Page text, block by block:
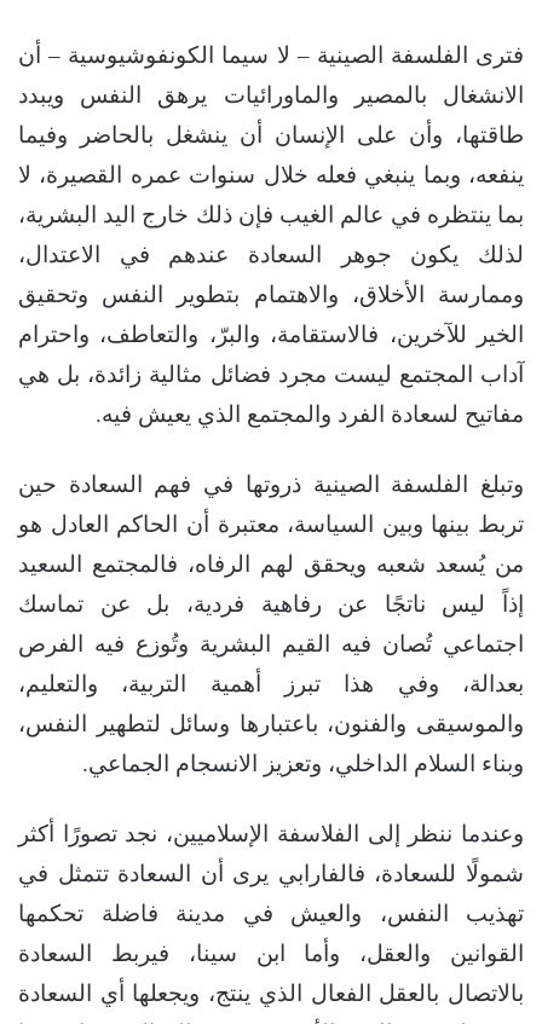
فترى الفلسفة الصينية – لا سيما الكونفوشيوسية – أن
الانشغال بالمصير والماورائيات يرهق النفس ويبدد
طاقتها، وأن على الإنسان أن ينشغل بالحاضر وفيما
ينفعه، وبما ينبغي فعله خلال سنوات عمره القصيرة، لا
بما ينتظره في عالم الغيب فإن ذلك خارج اليد البشرية،
لذلك يكون جوهر السعادة عندهم في الاعتدال،
وممارسة الأخلاق، والاهتمام بتطوير النفس وتحقيق
الخير للآخرين، فالاستقامة، والبرّ، والتعاطف، واحترام
آداب المجتمع ليست مجرد فضائل مثالية زائدة، بل هي
مفاتيح لسعادة الفرد والمجتمع الذي يعيش فيه.
وتبلغ الفلسفة الصينية ذروتها في فهم السعادة حين
تربط بينها وبين السياسة، معتبرة أن الحاكم العادل هو
من يُسعد شعبه ويحقق لهم الرفاه، فالمجتمع السعيد
إذاً ليس ناتجًا عن رفاهية فردية، بل عن تماسك
اجتماعي تُصان فيه القيم البشرية وتُوزع فيه الفرص
بعدالة، وفي هذا تبرز أهمية التربية، والتعليم،
والموسيقى والفنون، باعتبارها وسائل لتطهير النفس،
وبناء السلام الداخلي، وتعزيز الانسجام الجماعي.
وعندما ننظر إلى الفلاسفة الإسلاميين، نجد تصورًا أكثر
شمولًا للسعادة، فالفارابي يرى أن السعادة تتمثل في
تهذيب النفس، والعيش في مدينة فاضلة تحكمها
القوانين والعقل، وأما ابن سينا، فيربط السعادة
بالاتصال بالعقل الفعال الذي ينتج، ويجعلها أي السعادة